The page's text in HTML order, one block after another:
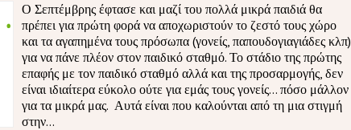
Ο Σεπτέμβρης έφτασε και μαζί του πολλά μικρά παιδιά θα
πρέπει για πρώτη φορά να αποχωριστούν το ζεστό τους χώρο
και τα αγαπημένα τους πρόσωπα (γονείς, παπουδογιαγιάδες κλπ)
για να πάνε πλέον στον παιδικό σταθμό. Το στάδιο της πρώτης
επαφής με τον παιδικό σταθμό αλλά και της προσαρμογής, δεν
είναι ιδιαίτερα εύκολο ούτε για εμάς τους γονείς... πόσο μάλλον
για τα μικρά μας. Αυτά είναι που καλούνται από τη μια στιγμή
στην...